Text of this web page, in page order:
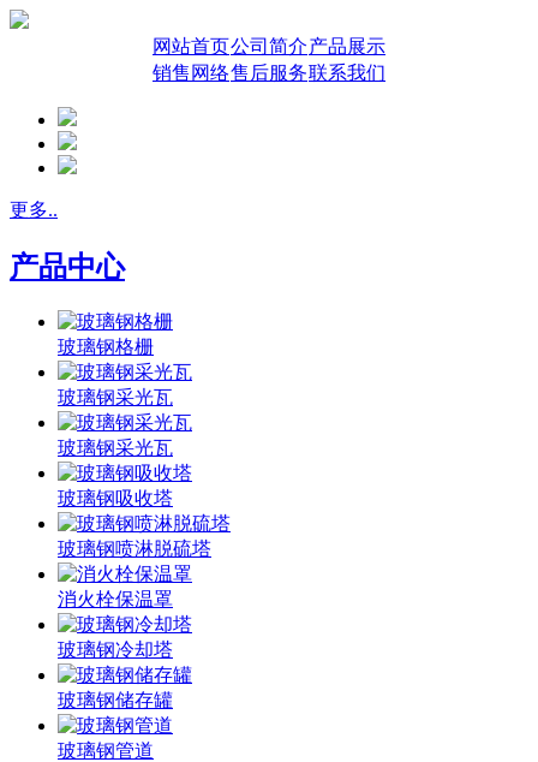
网站首页公司简介产品展示
销售网络售后服务联系我们
更多..
产品中心
玻璃钢格栅
玻璃钢采光瓦
玻璃钢采光瓦
玻璃钢吸收塔
玻璃钢喷淋脱硫塔
消火栓保温罩
玻璃钢冷却塔
玻璃钢储存罐
玻璃钢管道